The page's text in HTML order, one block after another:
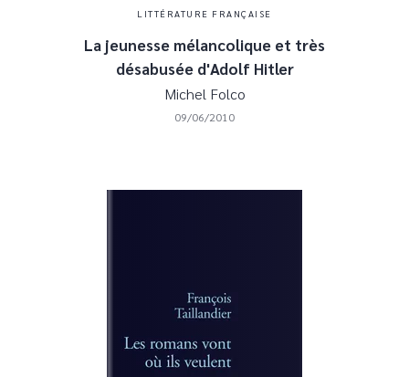
LITTÉRATURE FRANÇAISE
La jeunesse mélancolique et très
désabusée d'Adolf Hitler
Michel Folco
09/06/2010